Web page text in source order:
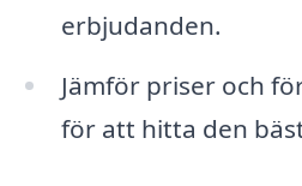
erbjudanden.
Jämför priser och
för att hitta den